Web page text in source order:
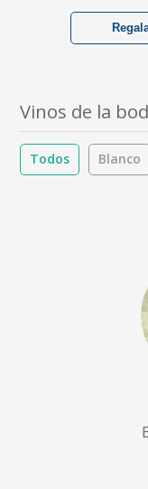
Vinos de la
Todos Blanco